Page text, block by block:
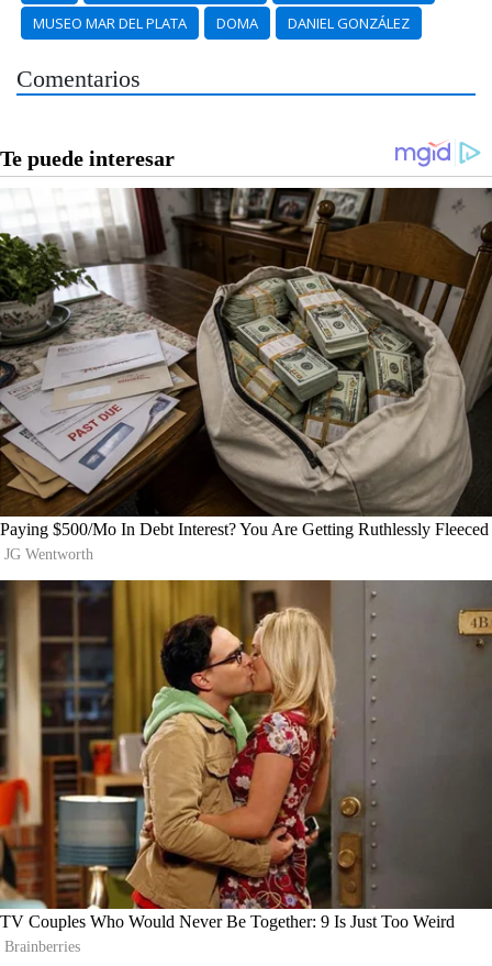
MUSEO MAR DEL PLATA
DOMA DANIEL GONZÁLEZ
Comentarios